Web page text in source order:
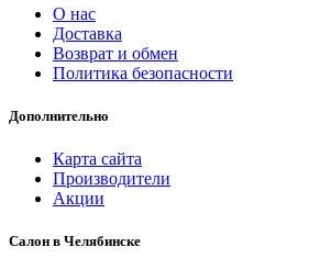
О нас
Доставка
Возврат и обмен
Политика безопасности
Дополнительно
Карта сайта
Производители
Акции
Салон в Челябинске